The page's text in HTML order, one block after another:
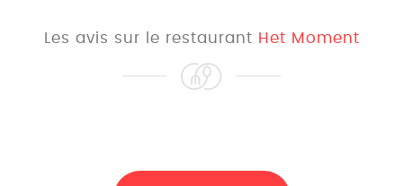
Les avis sur le restaurant Het Moment